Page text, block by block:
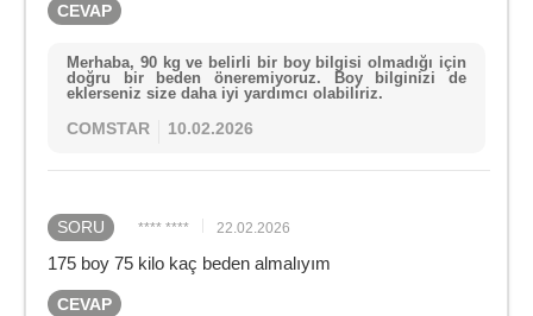
CEVAP
Merhaba, 90 kg ve belirli bir boy bilgisi olmadığı için
doğru bir beden öneremiyoruz. Boy bilginizi de
eklerseniz size daha iyi yardımcı olabiliriz.
COMSTAR 10.02.2026
SORU **** **** 22.02.2026
175 boy 75 kilo kaç beden almalıyım
CEVAP